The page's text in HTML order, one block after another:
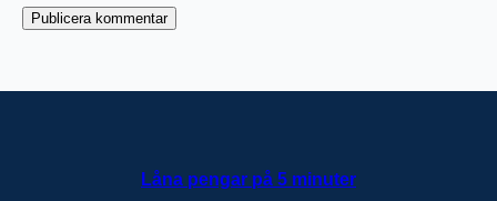
Låna pengar på 5 minuter